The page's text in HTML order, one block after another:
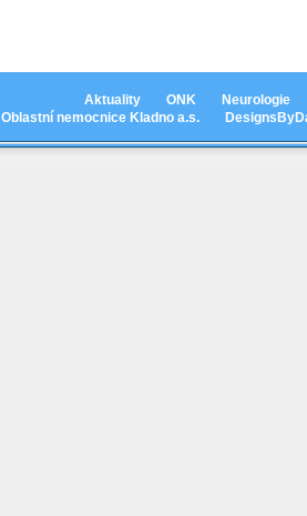
Aktuality ONK
Neurologie
Oblastní nemocnice Kladno a.s.